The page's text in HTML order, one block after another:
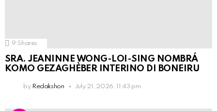
9 Shares
SRA. JEANINNE WONG-LOI-SING NOMBRÁ
KOMO GEZAGHÈBER INTERINO DI BONEIRU
by Redakshon July 21, 2026, 11:43 pm